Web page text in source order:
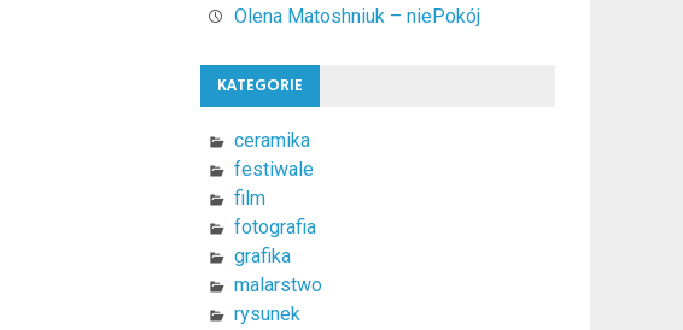
Olena Matoshniuk – niePokój
KATEGORIE
ceramika
festiwale
film
fotografia
grafika
malarstwo
rysunek